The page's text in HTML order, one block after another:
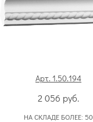
Арт. 1.50.194
2 056 руб.
НА СКЛАДЕ БОЛЕЕ: 50